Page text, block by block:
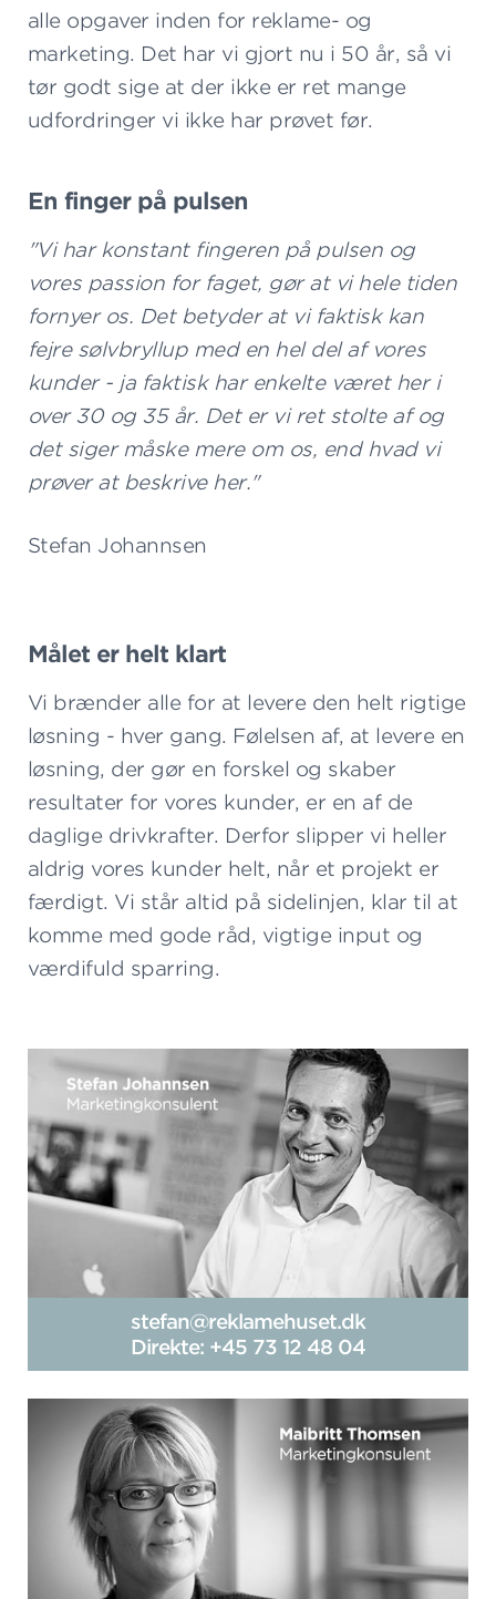
alle opgaver inden for reklame- og
marketing. Det har vi gjort nu i 50 år, så vi
tør godt sige at der ikke er ret mange
udfordringer vi ikke har prøvet før.
En finger på pulsen
"Vi har konstant fingeren på pulsen og
vores passion for faget, gør at vi hele tiden
fornyer os. Det betyder at vi faktisk kan
fejre sølvbryllup med en hel del af vores
kunder - ja faktisk har enkelte været her i
over 30 og 35 år. Det er vi ret stolte af og
det siger måske mere om os, end hvad vi
prøver at beskrive her."
Stefan Johannsen
Målet er helt klart
Vi brænder alle for at levere den helt rigtige
løsning - hver gang. Følelsen af, at levere en
løsning, der gør en forskel og skaber
resultater for vores kunder, er en af de
daglige drivkrafter. Derfor slipper vi heller
aldrig vores kunder helt, når et projekt er
færdigt. Vi står altid på sidelinjen, klar til at
komme med gode råd, vigtige input og
værdifuld sparring.
stefan@reklamehuset.dk
Direkte: +45 73 12 48 04